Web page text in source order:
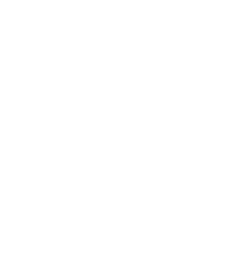
à l'auteur
photo de cette